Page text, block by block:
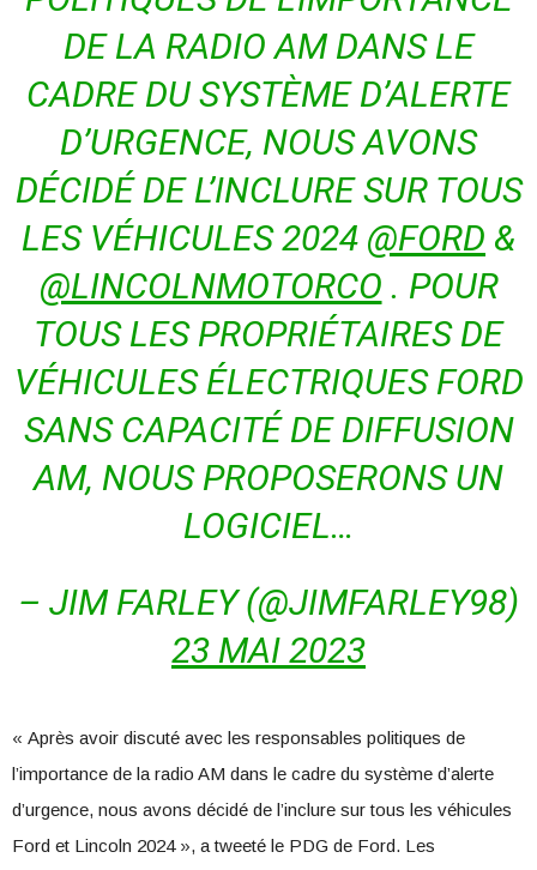
DE LA RADIO AM DANS LE
CADRE DU SYSTÈME D’ALERTE
D’URGENCE, NOUS AVONS
DÉCIDÉ DE L’INCLURE SUR TOUS
LES VÉHICULES 2024 @FORD &
@LINCOLNMOTORCO . POUR
TOUS LES PROPRIÉTAIRES DE
VÉHICULES ÉLECTRIQUES FORD
SANS CAPACITÉ DE DIFFUSION
AM, NOUS PROPOSERONS UN
LOGICIEL…
– JIM FARLEY (@JIMFARLEY98)
23 MAI 2023
« Après avoir discuté avec les responsables politiques de
l’importance de la radio AM dans le cadre du système d’alerte
d’urgence, nous avons décidé de l’inclure sur tous les véhicules
Ford et Lincoln 2024 », a tweeté le PDG de Ford. Les